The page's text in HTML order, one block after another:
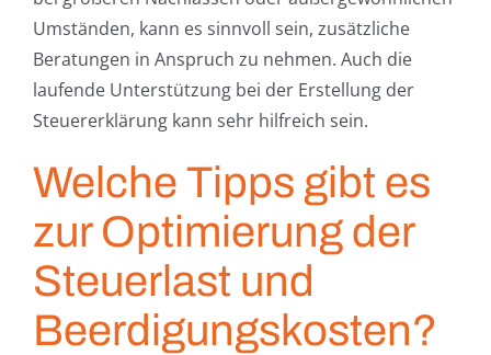
Umständen, kann es sinnvoll sein, zusätzliche
Beratungen in Anspruch zu nehmen. Auch die
laufende Unterstützung bei der Erstellung der
Steuererklärung kann sehr hilfreich sein.
Welche Tipps gibt es
zur Optimierung der
Steuerlast und
Beerdigungskosten?